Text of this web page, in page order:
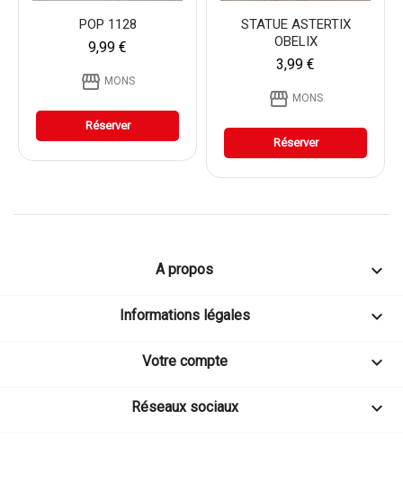
POP 1128
9,99 €
storefront MONS
Réserver
STATUE ASTERTIX
OBELIX
3,99 €
storefront MONS
Réserver
A propos 
Informations légales 
Votre compte 
Réseaux sociaux 